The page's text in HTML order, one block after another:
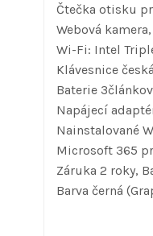
Čtečka otisku
Webová
Wi-Fi: Intel
Klávesnice
Baterie
Napájecí
Nainstalované
Microsoft 365
Záruka 2 roky,
Barva černá